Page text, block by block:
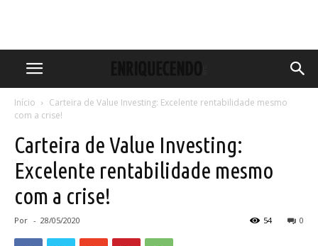
Início
Carteira de Value Investing: Excelente rentabilidade mesmo
com a crise!
Carteira de Value Investing:
Excelente rentabilidade mesmo
com a crise!
Por - 28/05/2020 0
54